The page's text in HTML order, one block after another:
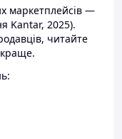
маркетплейсів —
Kantar, 2025).
читайте